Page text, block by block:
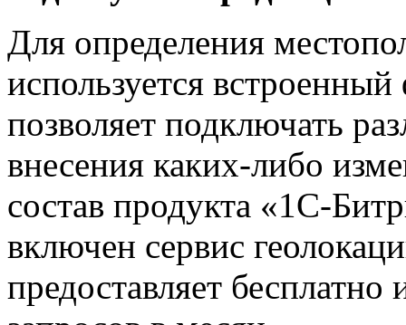
Для определения
используется
позволяет подключать
внесения каких-либо
состав продукта «1С-
включен сервис
предоставляет